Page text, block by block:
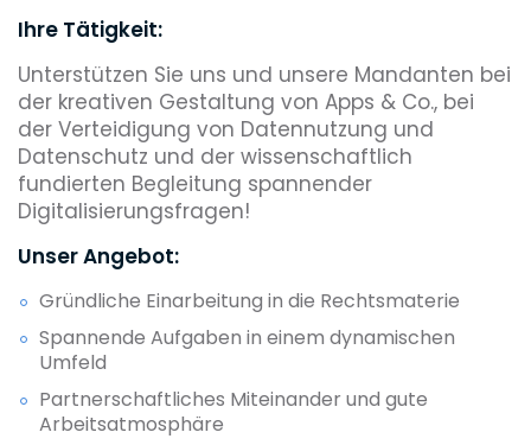
Ihre Tätigkeit:
Unterstützen Sie uns und unsere Mandanten bei
der kreativen Gestaltung von Apps & Co., bei
der Verteidigung von Datennutzung und
Datenschutz und der wissenschaftlich
fundierten Begleitung spannender
Digitalisierungsfragen!
Unser Angebot:
Gründliche Einarbeitung in die Rechtsmaterie
Spannende Aufgaben in einem dynamischen
Umfeld
Partnerschaftliches Miteinander und gute
Arbeitsatmosphäre